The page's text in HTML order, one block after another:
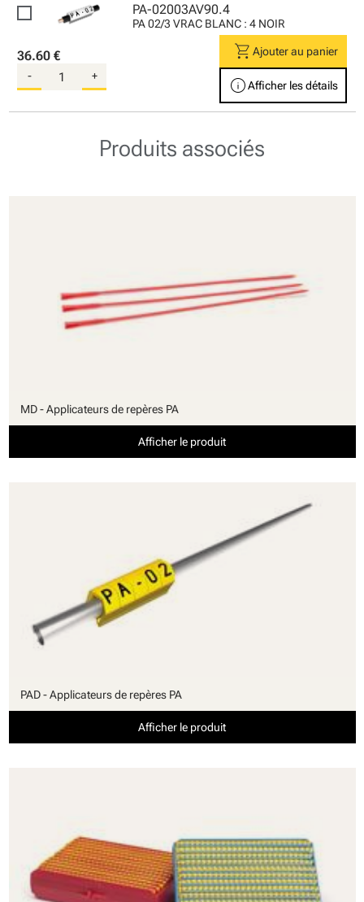
PA-02003AV90.4
PA 02/3 VRAC BLANC : 4 NOIR
36.60 €
- +
shopping_cart Ajouter au panier
infoAfficher les détails
Produits associés
MD - Applicateurs de repères PA
Afficher le produit
PAD - Applicateurs de repères PA
Afficher le produit